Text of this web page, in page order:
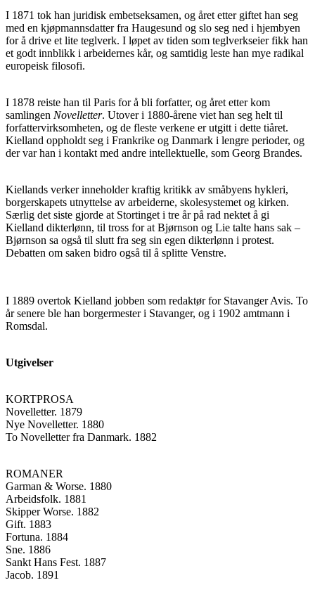
I 1871 tok han juridisk embetseksamen, og året etter giftet han seg
med en kjøpmannsdatter fra Haugesund og slo seg ned i hjembyen
for å drive et lite teglverk. I løpet av tiden som teglverkseier fikk han
et godt innblikk i arbeidernes kår, og samtidig leste han mye radikal
europeisk filosofi.
I 1878 reiste han til Paris for å bli forfatter, og året etter kom
samlingen Novelletter. Utover i 1880-årene viet han seg helt til
forfattervirksomheten, og de fleste verkene er utgitt i dette tiåret.
Kielland oppholdt seg i Frankrike og Danmark i lengre perioder, og
der var han i kontakt med andre intellektuelle, som Georg Brandes.
Kiellands verker inneholder kraftig kritikk av småbyens hykleri,
borgerskapets utnyttelse av arbeiderne, skolesystemet og kirken.
Særlig det siste gjorde at Stortinget i tre år på rad nektet å gi
Kielland dikterlønn, til tross for at Bjørnson og Lie talte hans sak –
Bjørnson sa også til slutt fra seg sin egen dikterlønn i protest.
Debatten om saken bidro også til å splitte Venstre.
I 1889 overtok Kielland jobben som redaktør for Stavanger Avis. To
år senere ble han borgermester i Stavanger, og i 1902 amtmann i
Romsdal.
Utgivelser
KORTPROSA
Novelletter. 1879
Nye Novelletter. 1880
To Novelletter fra Danmark. 1882
ROMANER
Garman & Worse. 1880
Arbeidsfolk. 1881
Skipper Worse. 1882
Gift. 1883
Fortuna. 1884
Sne. 1886
Sankt Hans Fest. 1887
Jacob. 1891